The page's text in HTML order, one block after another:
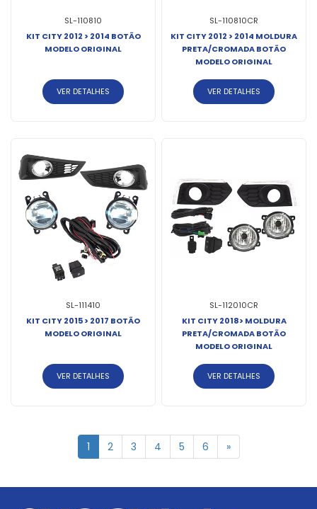
SL-110810
KIT CITY 2012 > 2014 BOTÃO
MODELO ORIGINAL
VER DETALHES
SL-110810CR
KIT CITY 2012 > 2014 MOLDURA
PRETA/CROMADA BOTÃO
MODELO ORIGINAL
VER DETALHES
SL-111410
KIT CITY 2015 > 2017 BOTÃO
MODELO ORIGINAL
VER DETALHES
SL-112010CR
KIT CITY 2018> MOLDURA
PRETA/CROMADA BOTÃO
MODELO ORIGINAL
VER DETALHES
1 2 3 4 5 6 »